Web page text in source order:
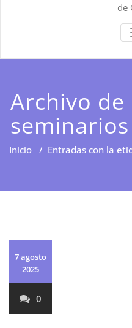
de
Archivo
seminarios
Inicio / Entradas con la
7 agosto
2025
0